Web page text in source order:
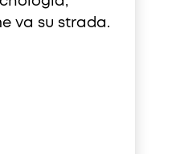
va su strada.